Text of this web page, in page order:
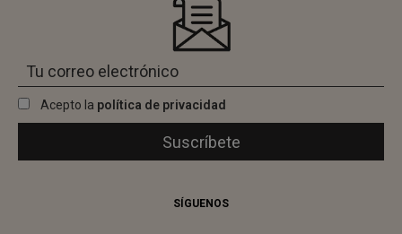
Acepto la política de privacidad
SÍGUENOS